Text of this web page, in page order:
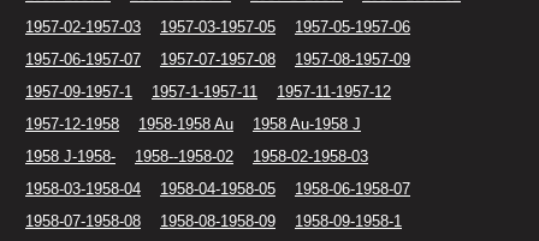
1957-02-1957-03
1957-03-1957-05
1957-05-1957-06
1957-06-1957-07
1957-07-1957-08
1957-08-1957-09
1957-09-1957-1
1957-1-1957-11
1957-11-1957-12
1957-12-1958
1958-1958 Au
1958 Au-1958 J
1958 J-1958-
1958--1958-02
1958-02-1958-03
1958-03-1958-04
1958-04-1958-05
1958-06-1958-07
1958-07-1958-08
1958-08-1958-09
1958-09-1958-1